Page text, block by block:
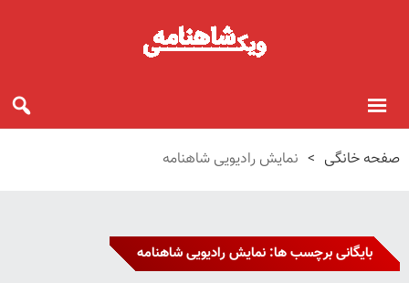
صفحه خانگی > نمایش رادیویی شاهنامه
بایگانی برچسب ها: نمایش رادیویی شاهنامه